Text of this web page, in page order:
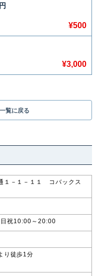
¥500
¥3,000
覧に戻る
１－１－１１ コバックス
祝10:00～20:00
り徒歩1分